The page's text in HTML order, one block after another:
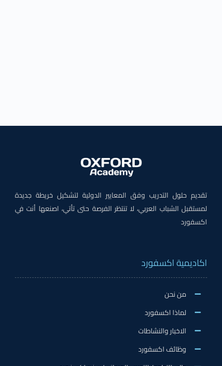
تقديم حلول التدريب وفق المعايير الدولية لتشكيل خريطة جديدة
لمستقبل الشباب العربي، لا تنتظر الفرصة حتى تأتي، اصنعها أنت في
اكسفورد
اكاديمية اكسفورد
من نحن
لماذا اكسفورد
الاخبار والنشاطات
وظائف اكسفورد